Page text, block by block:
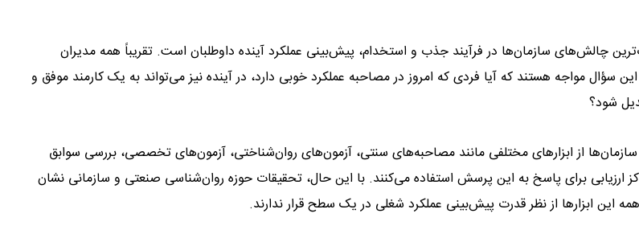
چالش‌های سازمان‌ها در فرآیند جذب و استخدام، پیش‌بینی عملکرد آینده داوطلبان است. تقریباً همه مدیران
سؤال مواجه هستند که آیا فردی که امروز در مصاحبه عملکرد خوبی دارد، در آینده نیز می‌تواند به یک کارمند موفق و
شود؟
از ابزارهای مختلفی مانند مصاحبه‌های سنتی، آزمون‌های روان‌شناختی، آزمون‌های تخصصی، بررسی سوابق
ارزیابی برای پاسخ به این پرسش استفاده می‌کنند. با این حال، تحقیقات حوزه روان‌شناسی صنعتی و سازمانی نشان
این ابزارها از نظر قدرت پیش‌بینی عملکرد شغلی در یک سطح قرار ندارند.